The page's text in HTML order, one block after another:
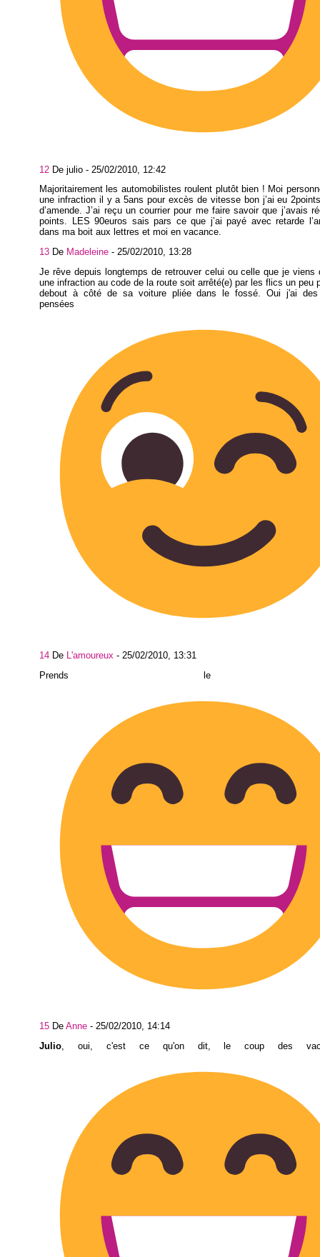
12 De julio - 25/02/2010, 12:42
Majoritairement les automobilistes roulent plutôt bien ! Moi
une infraction il y a 5ans pour excès de vitesse bon j’ai eu
d’amende. J’ai reçu un courrier pour me faire savoir que j’avais
points. LES 90euros sais pars ce que j’ai payé avec retarde
dans ma boit aux lettres et moi en vacance.
13 De Madeleine - 25/02/2010, 13:28
Je rêve depuis longtemps de retrouver celui ou celle que je viens
une infraction au code de la route soit arrêté(e) par les flics un peu
debout à côté de sa voiture pliée dans le fossé. Oui j'ai des
pensées
14 De L'amoureux - 25/02/2010, 13:31
Prends le
15 De Anne - 25/02/2010, 14:14
Julio, oui, c'est ce qu'on dit, le coup des